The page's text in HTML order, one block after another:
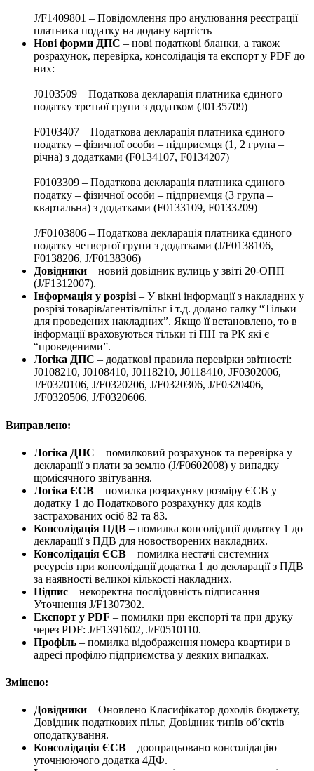
J/F1409801 – Повідомлення про анулювання реєстрації
платника податку на додану вартість
Нові форми ДПС – нові податкові бланки, а також
розрахунок, перевірка, консолідація та експорт у PDF до
них:
J0103509 – Податкова декларація платника єдиного
податку третьої групи з додатком (J0135709)
F0103407 – Податкова декларація платника єдиного
податку – фізичної особи – підприємця (1, 2 група –
річна) з додатками (F0134107, F0134207)
F0103309 – Податкова декларація платника єдиного
податку – фізичної особи – підприємця (3 група –
квартальна) з додатками (F0133109, F0133209)
J/F0103806 – Податкова декларація платника єдиного
податку четвертої групи з додатками (J/F0138106,
F0138206, J/F0138306)
Довідники – новий довідник вулиць у звіті 20-ОПП
(J/F1312007).
Інформація у розрізі– У вікні інформації з накладних у
розрізі товарів/агентів/пільг і т.д. додано галку “Тільки
для проведених накладних”. Якщо її встановлено, то в
інформації враховуються тільки ті ПН та РК які є
“проведеними”.
Логіка ДПС – додаткові правила перевірки звітності:
J0108210, J0108410, J0118210, J0118410, JF0302006,
J/F0320106, J/F0320206, J/F0320306, J/F0320406,
J/F0320506, J/F0320606.
Виправлено:
Логіка ДПС – помилковий розрахунок та перевірка у
декларації з плати за землю (J/F0602008) у випадку
щомісячного звітування.
Логіка ЄСВ – помилка розрахунку розміру ЄСВ у
додатку 1 до Податкового розрахунку для кодів
застрахованих осіб 82 та 83.
Консолідація ПДВ – помилка консолідації додатку 1 до
декларації з ПДВ для новостворених накладних.
Консолідація ЄСВ – помилка нестачі системних
ресурсів при консолідації додатка 1 до декларації з ПДВ
за наявності великої кількості накладних.
Підпис – некоректна послідовність підписання
Уточнення J/F1307302.
Експорт у PDF – помилки при експорті та при друку
через PDF: J/F1391602, J/F0510110.
Профіль – помилка відображення номера квартири в
адресі профілю підприємства у деяких випадках.
Змінено:
Довідники – Оновлено Класифікатор доходів бюджету,
Довідник податкових пільг, Довідник типів об’єктів
оподаткування.
Консолідація ЄСВ – доопрацьовано консолідацію
уточнюючого додатка 4ДФ.